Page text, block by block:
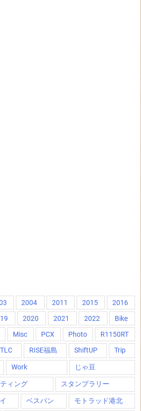
2004 2011 2015
2016
2020 2021 2022
Bike
Misc PCX Photo
R1150RT
RISE福島 ShiftUP Trip
Work じゃ豆
ィング スタンプラリー
ベスパン モトラッド港北